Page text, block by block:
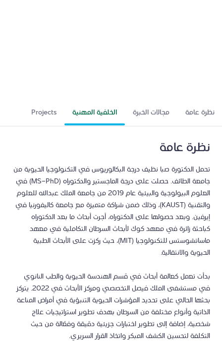
نظرة عامة
تحمل الدكتورة صبا نظيف درجة البكالوريوس في التكنولوجيا الحيوية من
جامعة الطائف. حصلت على درجة الماجستير والدكتوراه (MS-PhD) في
العلوم البيولوجية والبيئية عام 2019 من جامعة الملك عبدالله للعلوم
والتقنية (KAUST)، وذلك ضمن شراكة متميزة مع جامعة كاليفورنيا في
إيرفين. وبعد حصولها على الدكتوراه، أجرت أبحاث ما بعد الدكتوراه
كباحثة زائرة في معهد كوك لأبحاث السرطان التكاملية في معهد
ماساتشوستس للتكنولوجيا (MIT)، حيث ركزت على الأبحاث الطبية
الحيوية والانتقالية.
بدأت تعمل كعالمة أبحاث في قسم الهندسة الحيوية والطب النانوي
في مستشفى الملك فيصل التخصصي ومركز الأبحاث في 2022. يتركز
بحثها الحالي على تحديد المؤشرات الحيوية التنبؤية في أمراض المناعة
الذاتية وأنواع مختلفة من السرطان بهدف تطوير استراتيجيات علاج
شخصية، إضافة إلى تطوير اختبارات جزيئية دقيقة وفعّالة من حيث
التكلفة لتحسين الكشف المبكر واتخاذ القرار السريري.
نظرة عامة مجالات الخبرة الخلفية المهنية Projects